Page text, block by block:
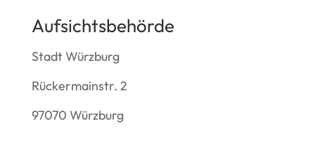
Aufsichtsbehörde
Stadt Würzburg
Rückermainstr. 2
97070 Würzburg